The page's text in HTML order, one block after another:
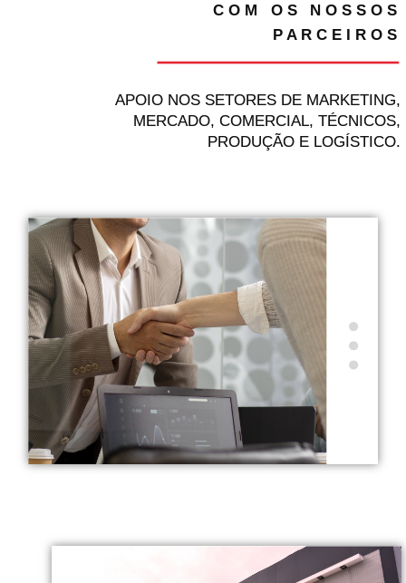
COM OS NOSSOS
PARCEIROS
APOIO NOS SETORES DE MARKETING,
MERCADO, COMERCIAL, TÉCNICOS,
PRODUÇÃO E LOGÍSTICO.